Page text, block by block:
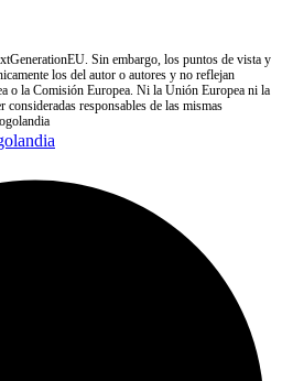
Sin embargo, los puntos de vista y
los del autor o autores y no reflejan
o la Comisión Europea. Ni la Unión Europea ni la
consideradas responsables de las mismas